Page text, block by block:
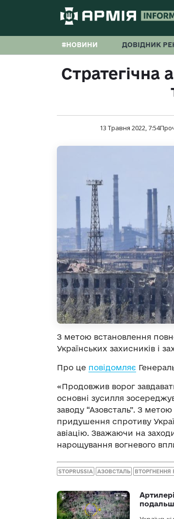
#НОВИНИ ДОВІДНИК
Стратегічна
13 Травня 2022, 7:54
З метою встановлення
Українських захисників і
Про це повідомляє
«Продовжив ворог
основні зусилля
заводу “Азовсталь”. З
придушення спротиву
авіацію. Зважаючи на
нарощування вогневого
STOPRUSSIA АЗОВСТАЛЬ ВТОРГНЕННЯ